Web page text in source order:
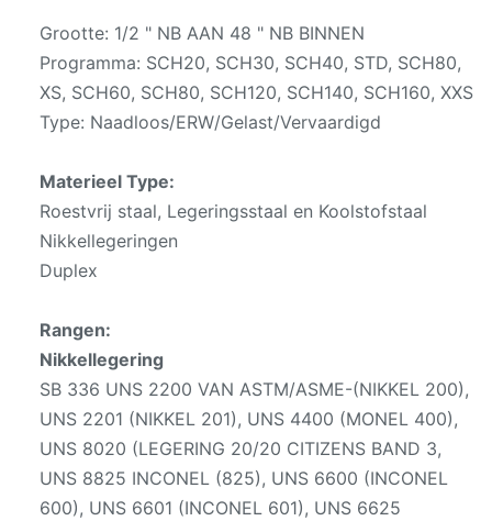
Grootte: 1/2 " NB AAN 48 " NB BINNEN
Programma: SCH20, SCH30, SCH40, STD, SCH80,
XS, SCH60, SCH80, SCH120, SCH140, SCH160, XXS
Type: Naadloos/ERW/Gelast/Vervaardigd
Materieel Type:
Roestvrij staal, Legeringsstaal en Koolstofstaal
Nikkellegeringen
Duplex
Rangen:
Nikkellegering
SB 336 UNS 2200 VAN ASTM/ASME-(NIKKEL 200),
UNS 2201 (NIKKEL 201), UNS 4400 (MONEL 400),
UNS 8020 (LEGERING 20/20 CITIZENS BAND 3,
UNS 8825 INCONEL (825), UNS 6600 (INCONEL
600), UNS 6601 (INCONEL 601), UNS 6625